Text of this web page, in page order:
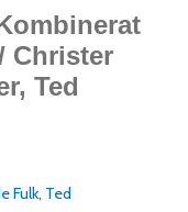
Christer
Ted
Fulk, Ted